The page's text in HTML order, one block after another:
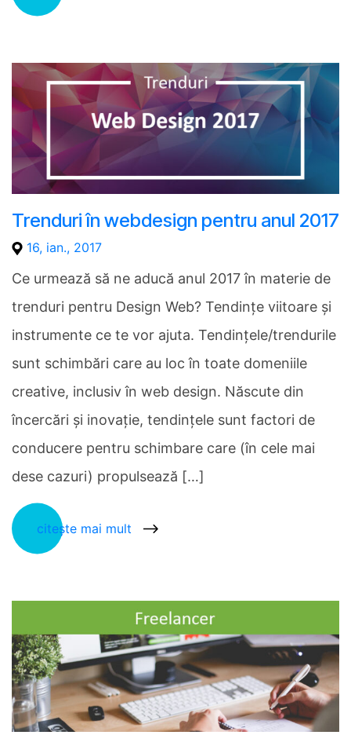
Trenduri în webdesign pentru anul 2017
16, ian., 2017
Ce urmează să ne aducă anul 2017 în materie de
trenduri pentru Design Web? Tendințe viitoare și
instrumente ce te vor ajuta. Tendințele/trendurile
sunt schimbări care au loc în toate domeniile
creative, inclusiv în web design. Născute din
încercări și inovație, tendințele sunt factori de
conducere pentru schimbare care (în cele mai
dese cazuri) propulsează […]
citește mai mult